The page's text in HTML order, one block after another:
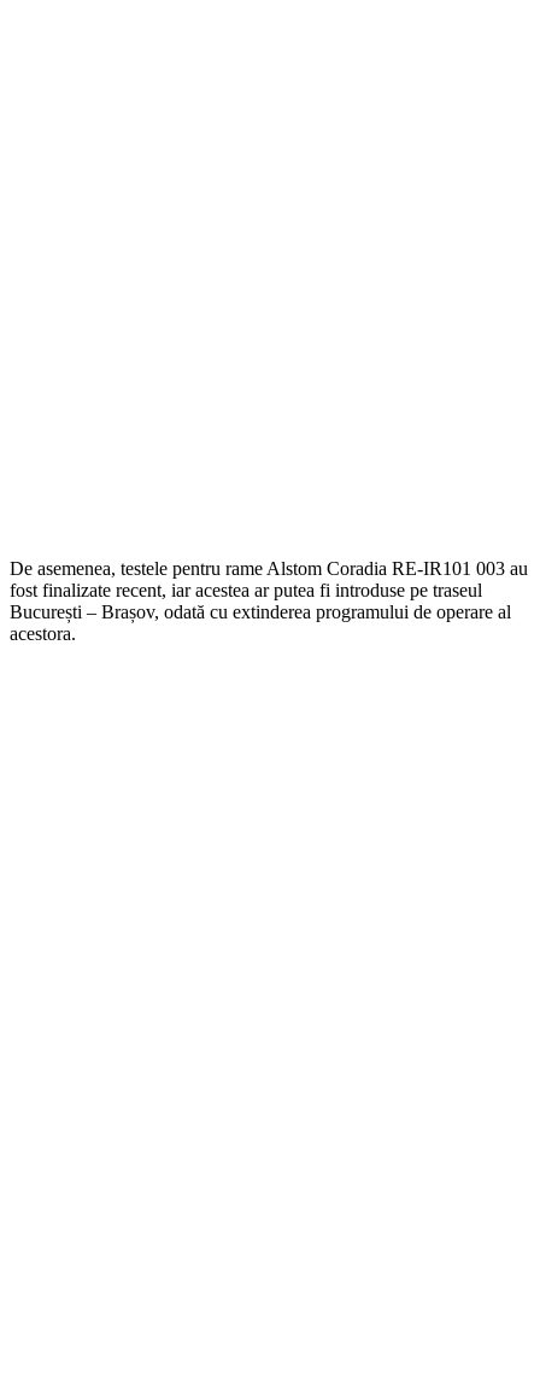
De asemenea, testele pentru rame Alstom Coradia RE-IR101 003 au
fost finalizate recent, iar acestea ar putea fi introduse pe traseul
București – Brașov, odată cu extinderea programului de operare al
acestora.